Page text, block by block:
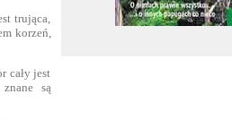
trująca,
korzeń,
cały jest
są